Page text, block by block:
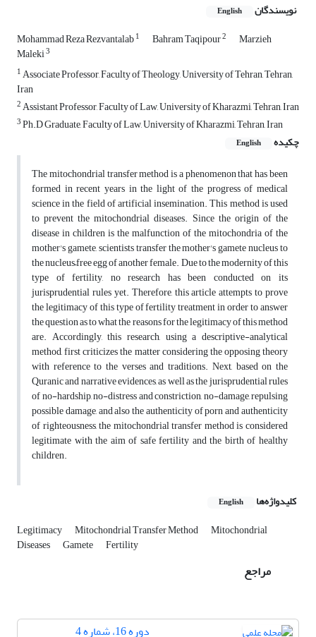
نویسندگان English
Mohammad Reza Rezvantalab1 Bahram Taqipour2 Marzieh
Maleki3
1Associate Professor, Faculty of Theology, University of Tehran, Tehran,
Iran
2Assistant Professor, Faculty of Law, University of Kharazmi, Tehran, Iran
3Ph.D Graduate, Faculty of Law, University of Kharazmi, Tehran, Iran
چکیده
English
The mitochondrial transfer method is a phenomenon that has been
formed in recent years in the light of the progress of medical
science in the field of artificial insemination. This method is used
to prevent the mitochondrial diseases. Since the origin of the
disease in children is the malfunction of the mitochondria of the
mother's gamete, scientists transfer the mother's gamete nucleus to
the nucleus–free egg of another female. Due to the modernity of this
type of fertility, no research has been conducted on its
jurisprudential rules yet. Therefore, this article attempts to prove
the legitimacy of this type of fertility treatment in order to answer
the question as to what the reasons for the legitimacy of this method
are. Accordingly, this research, using a descriptive-analytical
method, first criticizes the matter considering the opposing theory
with reference to the verses and traditions. Next, based on the
Quranic and narrative evidences, as well as the jurisprudential rules
of no-hardship, no-distress and constriction, no-damage, repulsing
possible damage, and also the authenticity of porn and authenticity
of righteousness, the mitochondrial transfer method is considered
legitimate with the aim of safe fertility and the birth of healthy
children.
کلیدواژه‌ها English
Legitimacy Mitochondrial Transfer Method Mitochondrial
Diseases Gamete Fertility
مراجع
دوره 16، شماره 4